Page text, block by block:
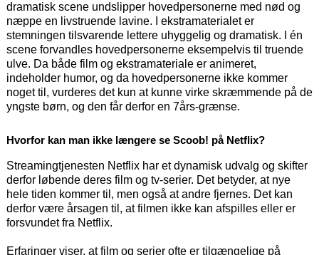
dramatisk scene undslipper hovedpersonerne med nød og
næppe en livstruende lavine. I ekstramaterialet er
stemningen tilsvarende lettere uhyggelig og dramatisk. I én
scene forvandles hovedpersonerne eksempelvis til truende
ulve. Da både film og ekstramateriale er animeret,
indeholder humor, og da hovedpersonerne ikke kommer
noget til, vurderes det kun at kunne virke skræmmende på de
yngste børn, og den får derfor en 7års-grænse.
Hvorfor kan man ikke længere se Scoob! på Netflix?
Streamingtjenesten Netflix har et dynamisk udvalg og skifter
derfor løbende deres film og tv-serier. Det betyder, at nye
hele tiden kommer til, men også at andre fjernes. Det kan
derfor være årsagen til, at filmen ikke kan afspilles eller er
forsvundet fra Netflix.
Erfaringer viser, at film og serier ofte er tilgængelige på